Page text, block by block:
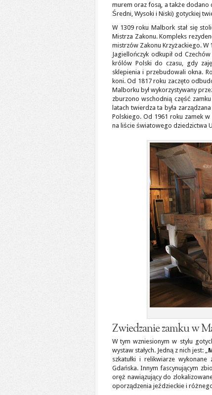
murem oraz fosą, a także dodano
Średni, Wysoki i Niski) gotyckiej
W 1309 roku Malbork stał się
Mistrza Zakonu. Kompleks
mistrzów Zakonu Krzyżackiego. W
Jagiellończyk odkupił od
królów Polski do czasu, gdy
sklepienia i przebudowali okna.
koni. Od 1817 roku zaczęto
Malborku był wykorzystywany
zburzono wschodnią część
latach twierdza ta była
Polskiego. Od 1961 roku zamek
na liście światowego dziedzictwa
Zwiedzanie zamku w
W tym wzniesionym w stylu
wystaw stałych. Jedną z nich jest: „
szkatułki i relikwiarze
Gdańska. Innym fascynującym
oręż nawiązujący do
oporządzenia jeździeckie i